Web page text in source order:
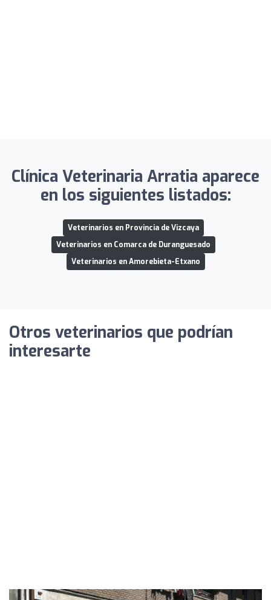
Clínica Veterinaria Arratia aparece
en los siguientes listados:
Veterinarios en Provincia de Vizcaya
Veterinarios en Comarca de Duranguesado
Veterinarios en Amorebieta-Etxano
Otros veterinarios que podrían
interesarte